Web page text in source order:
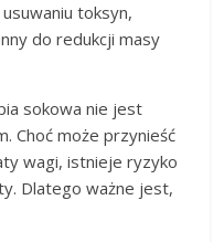
toksyn,
do redukcji masy
sokowa nie jest
Choć może przynieść
wagi, istnieje ryzyko
Dlatego ważne jest,